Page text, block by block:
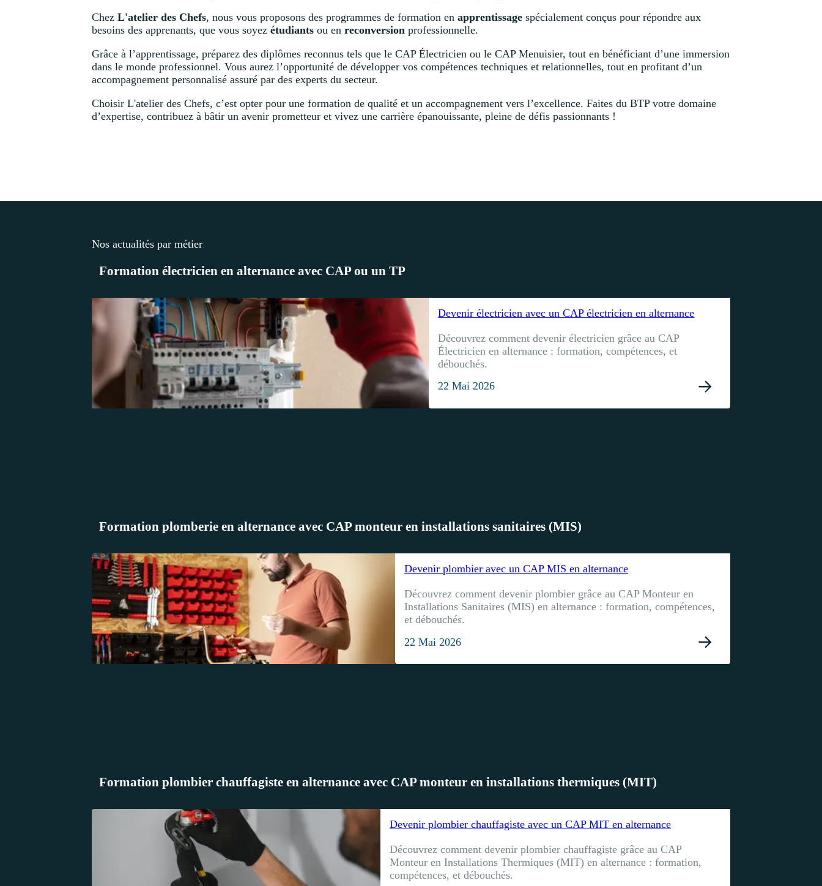
Chez L'atelier des Chefs, nous vous proposons des programmes de formation en apprentissage spécialement conçus pour répondre aux
besoins des apprenants, que vous soyez étudiants ou en reconversion professionnelle.
Grâce à l’apprentissage, préparez des diplômes reconnus tels que le CAP Électricien ou le CAP Menuisier, tout en bénéficiant d’une immersion
dans le monde professionnel. Vous aurez l’opportunité de développer vos compétences techniques et relationnelles, tout en profitant d’un
accompagnement personnalisé assuré par des experts du secteur.
Choisir L'atelier des Chefs, c’est opter pour une formation de qualité et un accompagnement vers l’excellence. Faites du BTP votre domaine
d’expertise, contribuez à bâtir un avenir prometteur et vivez une carrière épanouissante, pleine de défis passionnants !
Nos actualités par métier.
Formation électricien en alternance avec CAP ou un TP
Devenir électricien avec un CAP électricien en alternance
Découvrez comment devenir électricien grâce au CAP
Électricien en alternance : formation, compétences, et
débouchés.
22 Mai 2026
Formation plomberie en alternance avec CAP monteur en installations sanitaires (MIS)
Devenir plombier avec un CAP MIS en alternance
Découvrez comment devenir plombier grâce au CAP Monteur en
Installations Sanitaires (MIS) en alternance : formation, compétences,
et débouchés.
22 Mai 2026
Formation plombier chauffagiste en alternance avec CAP monteur en installations thermiques (MIT)
Devenir plombier chauffagiste avec un CAP MIT en alternance
Découvrez comment devenir plombier chauffagiste grâce au CAP
Monteur en Installations Thermiques (MIT) en alternance : formation,
compétences, et débouchés.